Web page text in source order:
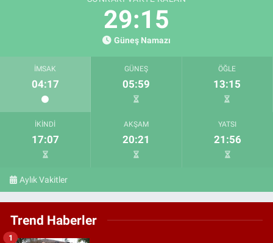
29:14
Güneş Namazı
İMSAK
04:17
GÜNEŞ
05:59
ÖĞLE
13:15
İKINDI
17:07
AKŞAM
20:21
YATSI
21:56
Aylık Vakitler
Trend Haberler
1